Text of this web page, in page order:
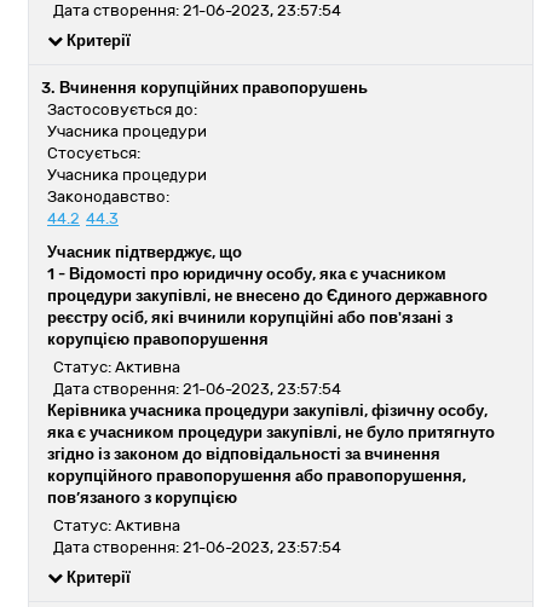
Дата створення: 21-06-2023, 23:57:54
Критерії
3. Вчинення корупційних правопорушень
Застосовується до:
Учасника процедури
Стосується:
Учасника процедури
Законодавство:
44.2 44.3
Учасник підтверджує, що
1 - Відомості про юридичну особу, яка є учасником
процедури закупівлі, не внесено до Єдиного державного
реєстру осіб, які вчинили корупційні або пов'язані з
корупцією правопорушення
Статус: Активна
Дата створення: 21-06-2023, 23:57:54
Керівника учасника процедури закупівлі, фізичну особу,
яка є учасником процедури закупівлі, не було притягнуто
згідно із законом до відповідальності за вчинення
корупційного правопорушення або правопорушення,
пов’язаного з корупцією
Статус: Активна
Дата створення: 21-06-2023, 23:57:54
Критерії